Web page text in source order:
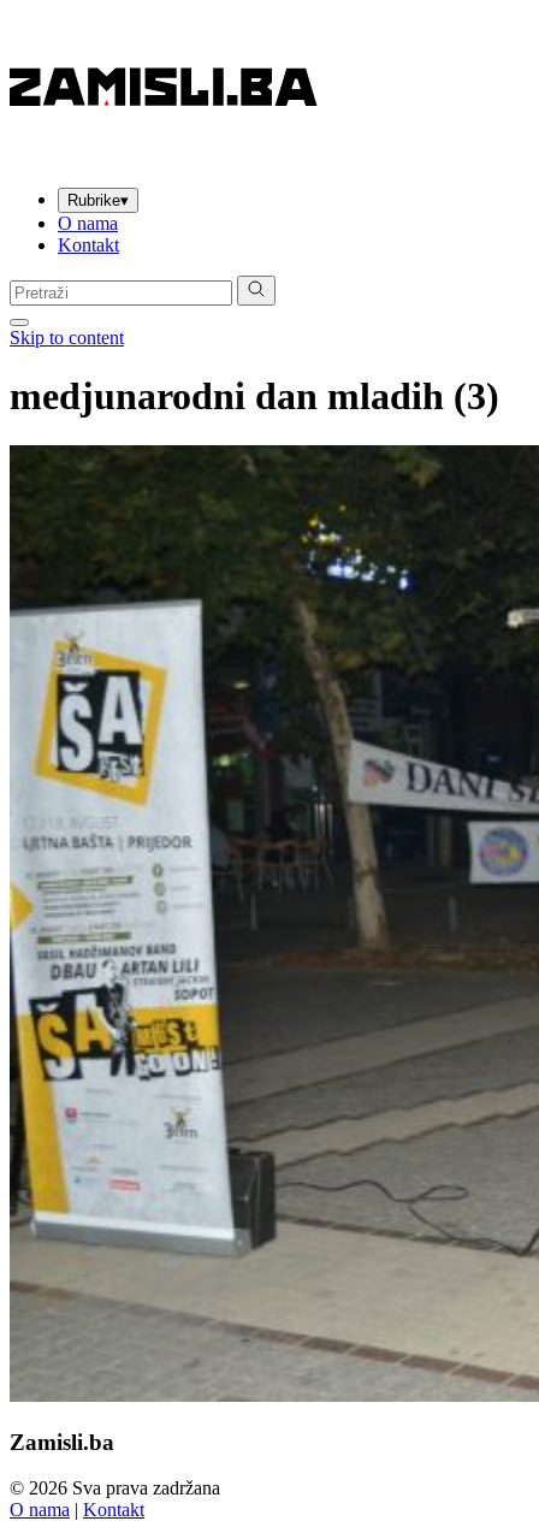
Rubrike▾
O nama
Kontakt
Pretraga:
Skip to content
medjunarodni dan mladih (3)
Zamisli.ba
© 2026 Sva prava zadržana
O nama | Kontakt